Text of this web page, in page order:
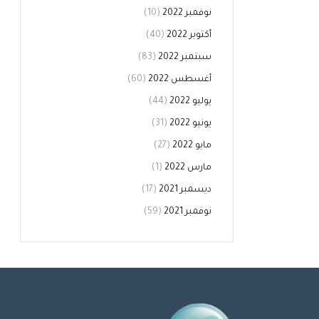
نوفمبر 2022 (10)
أكتوبر 2022 (40)
سبتمبر 2022 (83)
أغسطس 2022 (60)
يوليو 2022 (44)
يونيو 2022 (31)
مايو 2022 (27)
مارس 2022 (1)
ديسمبر 2021 (17)
نوفمبر 2021 (59)